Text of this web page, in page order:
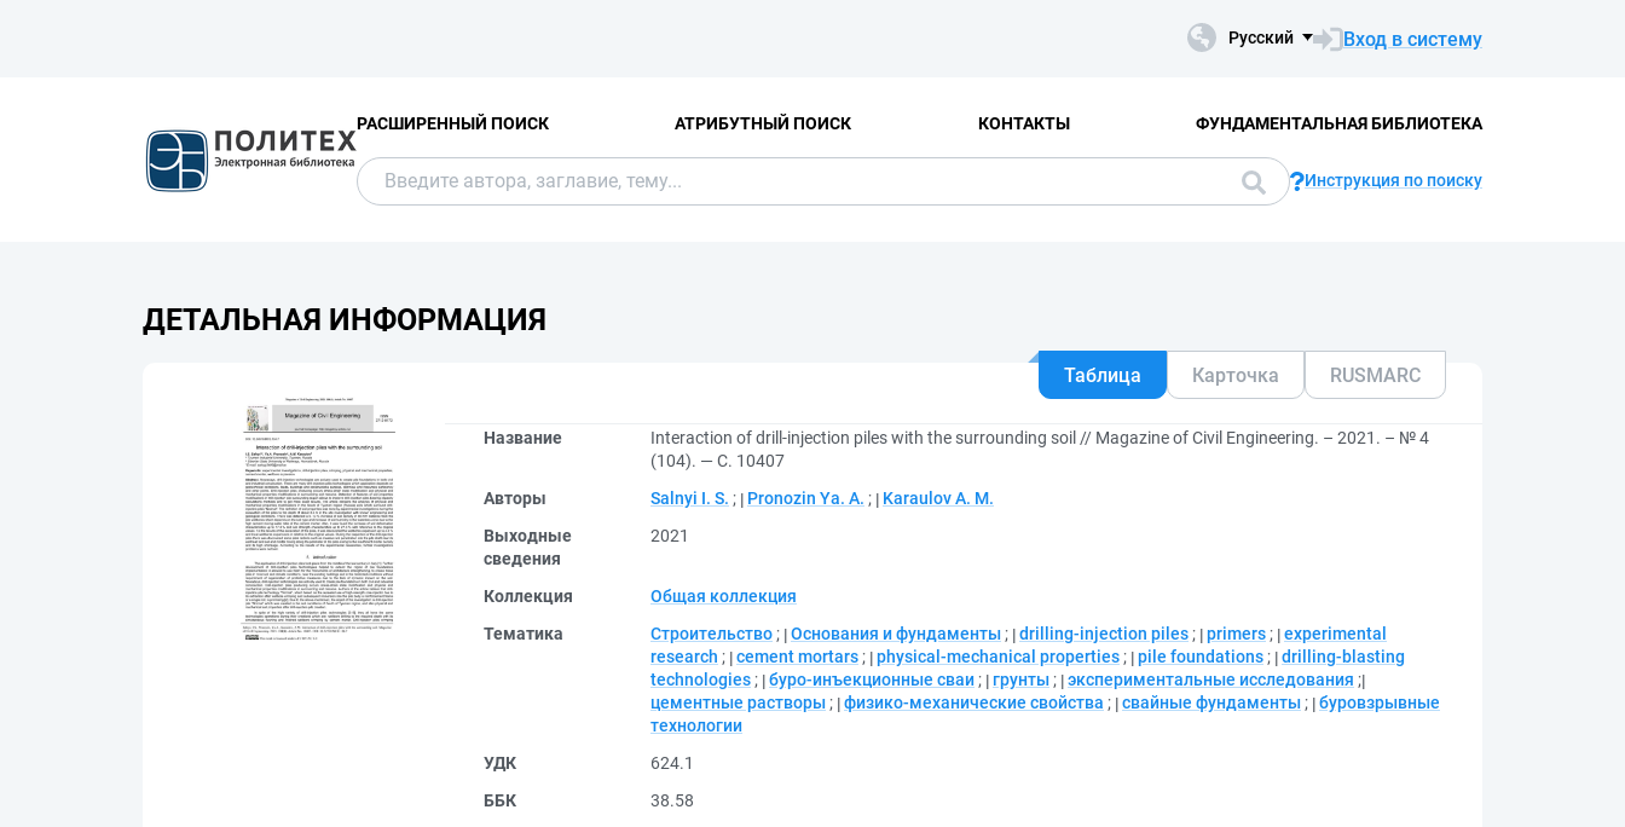
Русский Вход в систему
РАСШИРЕННЫЙ ПОИСК АТРИБУТНЫЙ ПОИСК КОНТАКТЫ ФУНДАМЕНТАЛЬНАЯ БИБЛИОТЕКА
Инструкция по поиску
ДЕТАЛЬНАЯ ИНФОРМАЦИЯ
Таблица Карточка RUSMARC
Название
Interaction of drill-injection piles with the surrounding soil // Magazine of Civil Engineering. – 2021. – № 4
(104). — С. 10407
Авторы
Salnyi I. S. ; Pronozin Ya. A. ;
Karaulov A. M.
Выходные
сведения
2021
Коллекция
Общая коллекция
Тематика
Строительство ; Основания и фундаменты ; drilling-injection piles ; primers ; experimental
research ; cement mortars ; physical-mechanical properties ; pile foundations ; drilling-blasting
technologies ; буро-инъекционные сваи ; грунты ; экспериментальные исследования ;
цементные растворы ; физико-механические свойства ; свайные фундаменты ; буровзрывные
технологии
УДК
624.1
ББК
38.58